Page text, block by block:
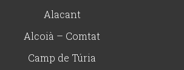
Alacant
Alcoià – Comtat
Camp de Túria